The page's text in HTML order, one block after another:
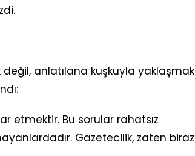
anlatılana kuşkuyla yaklaşmak
etmektir. Bu sorular rahatsız
Gazetecilik, zaten biraz